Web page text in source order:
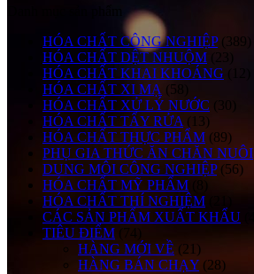
HÓA CHẤT CÔNG NGHIỆP (389)
HÓA CHẤT DỆT NHUỘM (23)
HÓA CHẤT KHAI KHOÁNG
HÓA CHẤT XI MẠ (58)
HÓA CHẤT XỬ LÝ NƯỚC (30)
HÓA CHẤT TẨY RỬA (13)
HÓA CHẤT THỰC PHẨM (89)
PHỤ GIA THỨC ĂN CHĂN NUÔI
DUNG MÔI CÔNG NGHIỆP (56)
HÓA CHẤT MỸ PHẨM
(8)
HÓA CHẤT THÍ NGHIỆM
CÁC SẢN PHẨM XUẤT KHẨU
TIÊU ĐIỂM
(74)
HÀNG MỚI VỀ (21)
HÀNG BÁN CHẠY (28)